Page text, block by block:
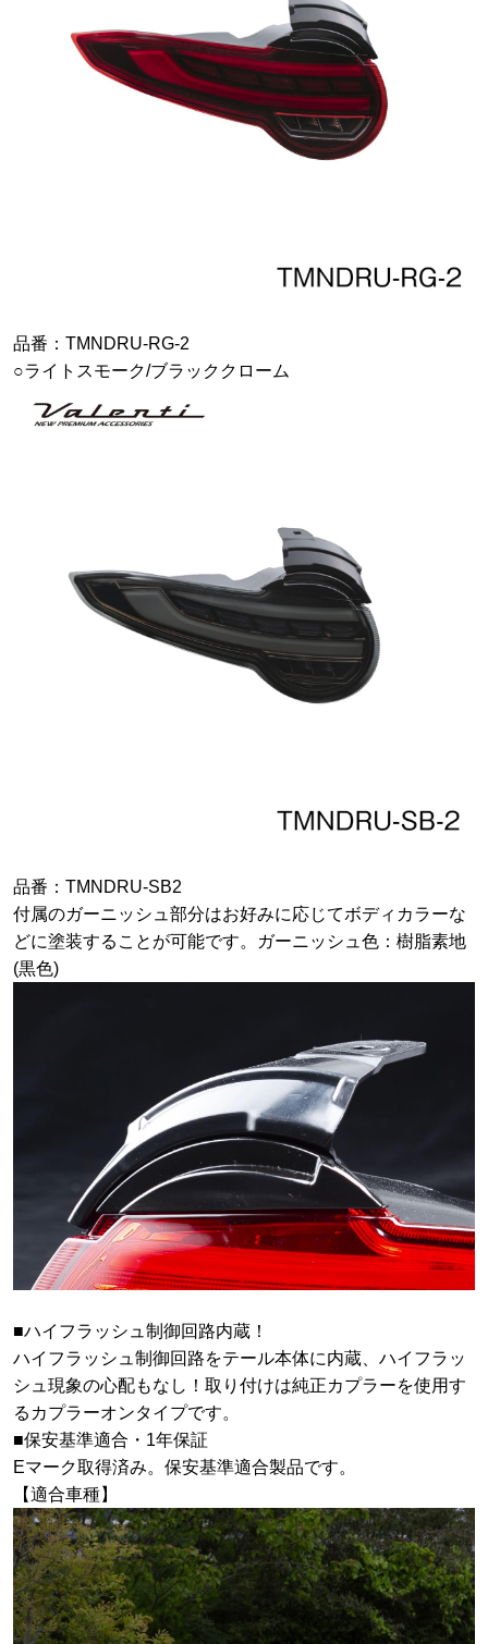
品番：TMNDRU-RG-2
○ライトスモーク/ブラッククローム
品番：TMNDRU-SB2
付属のガーニッシュ部分はお好みに応じてボディカラーな
どに塗装することが可能です。ガーニッシュ色：樹脂素地
(黒色)
■ハイフラッシュ制御回路内蔵！
ハイフラッシュ制御回路をテール本体に内蔵、ハイフラッ
シュ現象の心配もなし！取り付けは純正カプラーを使用す
るカプラーオンタイプです。
■保安基準適合・1年保証
Eマーク取得済み。保安基準適合製品です。
【適合車種】